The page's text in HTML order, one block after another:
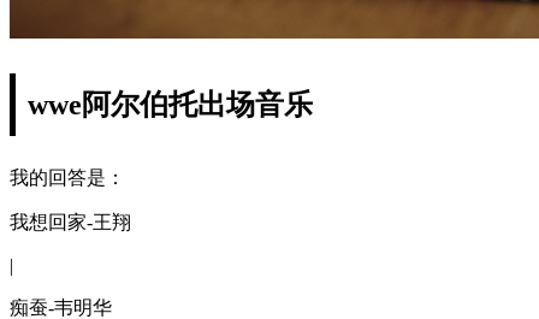
wwe阿尔伯托出场音乐
我的回答是：
我想回家-王翔
|
痴蚕-韦明华